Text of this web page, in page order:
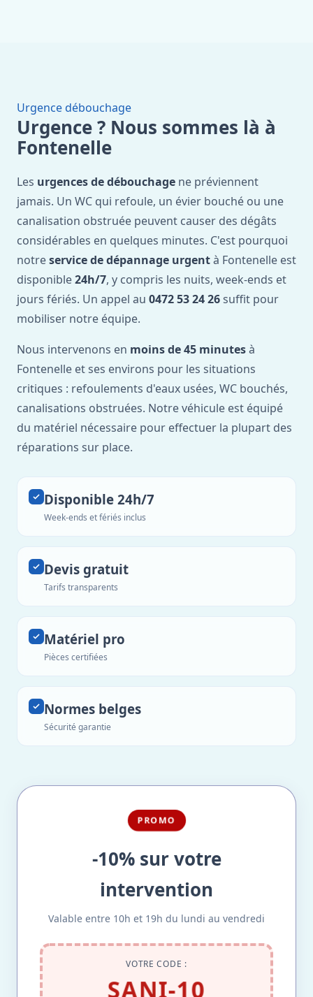
Urgence débouchage
Urgence ? Nous sommes là à
Fontenelle
Les urgences de débouchage ne préviennent
jamais. Un WC qui refoule, un évier bouché ou une
canalisation obstruée peuvent causer des dégâts
considérables en quelques minutes. C'est pourquoi
notreservice de dépannage urgentà Fontenelle est
disponible24h/7, y compris les nuits, week-ends et
jours fériés. Un appel au 0472 53 24 26 suffit pour
mobiliser notre équipe.
Nous intervenons en moins de 45 minutesà
Fontenelle et ses environs pour les situations
critiques : refoulements d'eaux usées, WC bouchés,
canalisations obstruées. Notre véhicule est équipé
du matériel nécessaire pour effectuer la plupart des
réparations sur place.
Disponible 24h/7
Week-ends et fériés inclus
Devis gratuit
Tarifs transparents
Matériel pro
Pièces certifiées
Normes belges
Sécurité garantie
PROMO
-10% sur votre
intervention
Valable entre 10h et 19h du lundi au vendredi
VOTRE CODE :
SANI-10